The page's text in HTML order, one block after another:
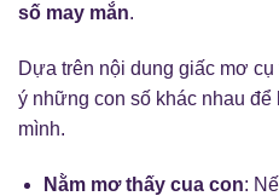
số may mắn.
Dựa trên nội dung giấc mơ
ý những con số khác nhau để
mình.
Nằm mơ thấy cua con: